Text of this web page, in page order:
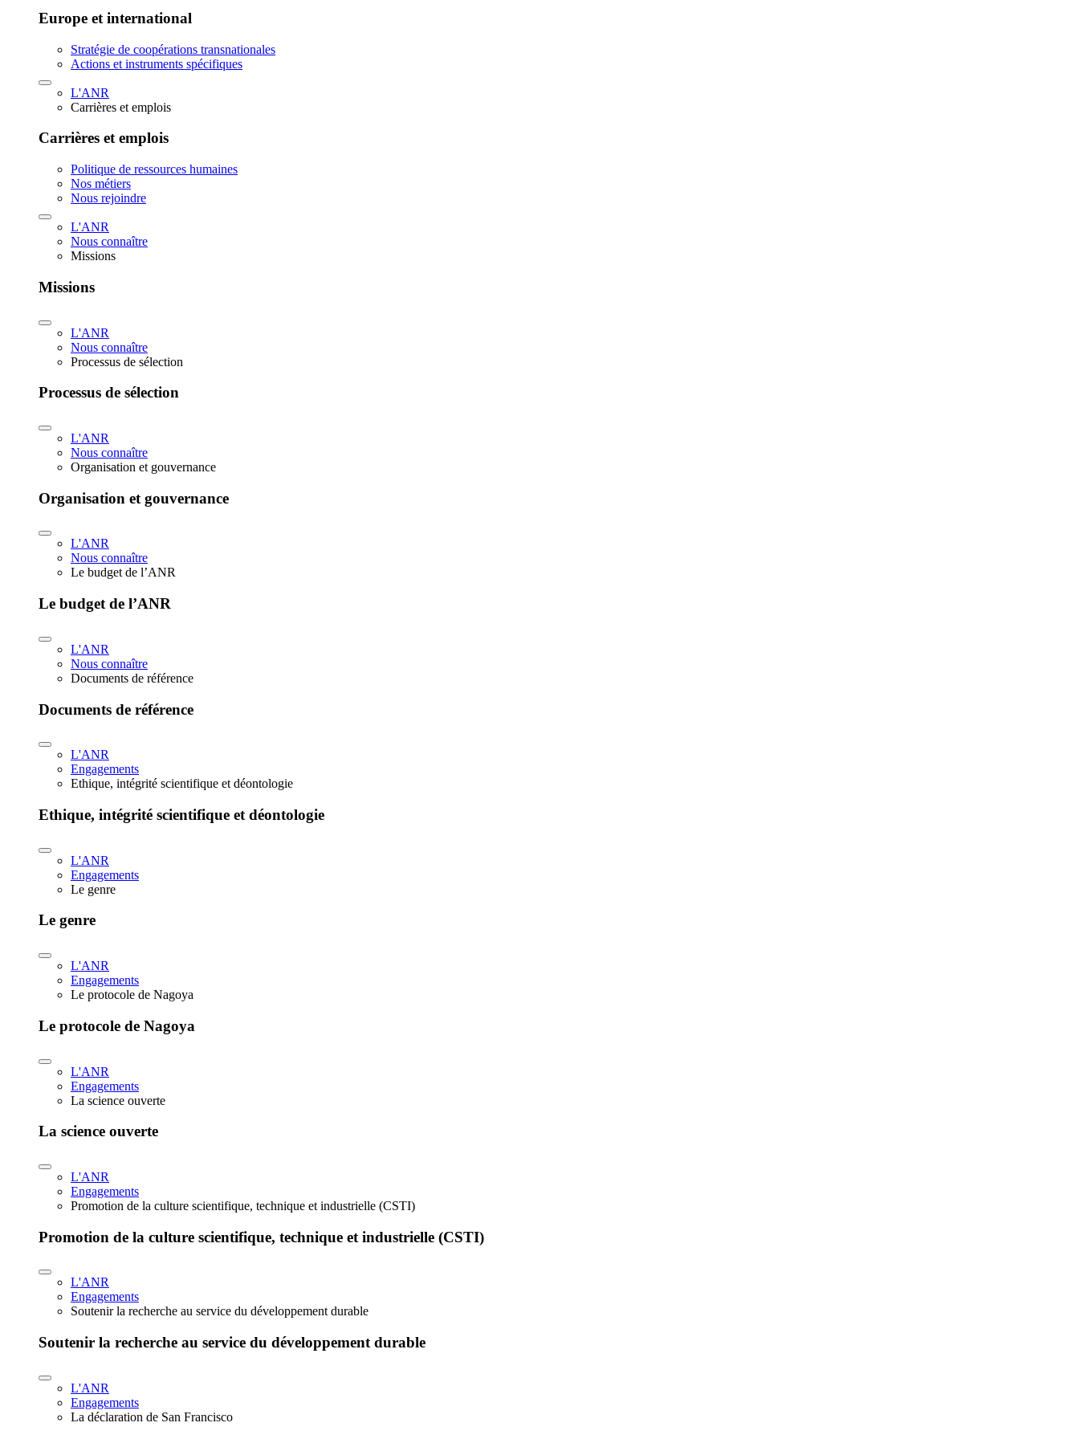
Europe et international
Stratégie de coopérations transnationales
Actions et instruments spécifiques
L'ANR
Carrières et emplois
Carrières et emplois
Politique de ressources humaines
Nos métiers
Nous rejoindre
L'ANR
Nous connaître
Missions
Missions
L'ANR
Nous connaître
Processus de sélection
Processus de sélection
L'ANR
Nous connaître
Organisation et gouvernance
Organisation et gouvernance
L'ANR
Nous connaître
Le budget de l’ANR
Le budget de l’ANR
L'ANR
Nous connaître
Documents de référence
Documents de référence
L'ANR
Engagements
Ethique, intégrité scientifique et déontologie
Ethique, intégrité scientifique et déontologie
L'ANR
Engagements
Le genre
Le genre
L'ANR
Engagements
Le protocole de Nagoya
Le protocole de Nagoya
L'ANR
Engagements
La science ouverte
La science ouverte
L'ANR
Engagements
Promotion de la culture scientifique, technique et industrielle (CSTI)
Promotion de la culture scientifique, technique et industrielle (CSTI)
L'ANR
Engagements
Soutenir la recherche au service du développement durable
Soutenir la recherche au service du développement durable
L'ANR
Engagements
La déclaration de San Francisco